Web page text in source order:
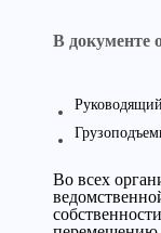
В документе
Во всех